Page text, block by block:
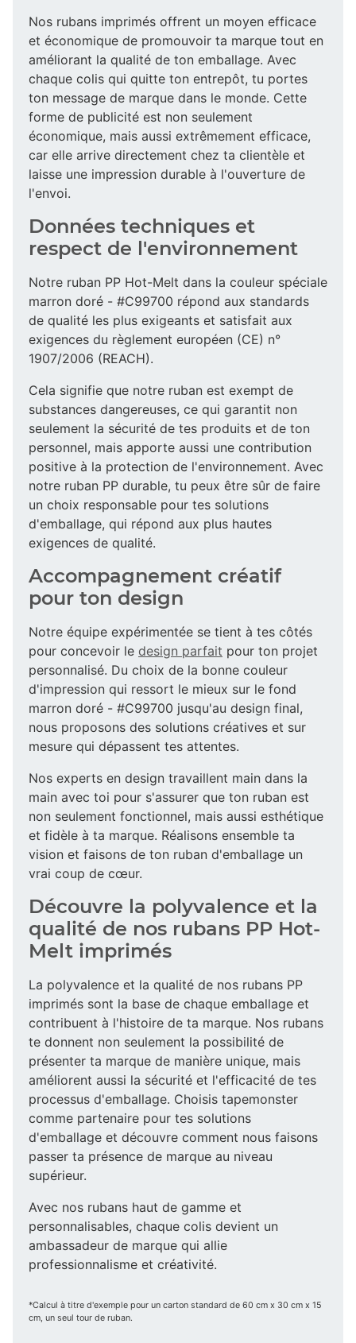
Nos rubans imprimés offrent un moyen efficace
et économique de promouvoir ta marque tout en
améliorant la qualité de ton emballage. Avec
chaque colis qui quitte ton entrepôt, tu portes
ton message de marque dans le monde. Cette
forme de publicité est non seulement
économique, mais aussi extrêmement efficace,
car elle arrive directement chez ta clientèle et
laisse une impression durable à l'ouverture de
l'envoi.
Données techniques et
respect de l'environnement
Notre ruban PP Hot-Melt dans la couleur spéciale
marron doré - #C99700 répond aux standards
de qualité les plus exigeants et satisfait aux
exigences du règlement européen (CE) n°
1907/2006 (REACH).
Cela signifie que notre ruban est exempt de
substances dangereuses, ce qui garantit non
seulement la sécurité de tes produits et de ton
personnel, mais apporte aussi une contribution
positive à la protection de l'environnement. Avec
notre ruban PP durable, tu peux être sûr de faire
un choix responsable pour tes solutions
d'emballage, qui répond aux plus hautes
exigences de qualité.
Accompagnement créatif
pour ton design
Notre équipe expérimentée se tient à tes côtés
pour concevoir le design parfait pour ton projet
personnalisé. Du choix de la bonne couleur
d'impression qui ressort le mieux sur le fond
marron doré - #C99700 jusqu'au design final,
nous proposons des solutions créatives et sur
mesure qui dépassent tes attentes.
Nos experts en design travaillent main dans la
main avec toi pour s'assurer que ton ruban est
non seulement fonctionnel, mais aussi esthétique
et fidèle à ta marque. Réalisons ensemble ta
vision et faisons de ton ruban d'emballage un
vrai coup de cœur.
Découvre la polyvalence et la
qualité de nos rubans PP Hot-
Melt imprimés
La polyvalence et la qualité de nos rubans PP
imprimés sont la base de chaque emballage et
contribuent à l'histoire de ta marque. Nos rubans
te donnent non seulement la possibilité de
présenter ta marque de manière unique, mais
améliorent aussi la sécurité et l'efficacité de tes
processus d'emballage. Choisis tapemonster
comme partenaire pour tes solutions
d'emballage et découvre comment nous faisons
passer ta présence de marque au niveau
supérieur.
Avec nos rubans haut de gamme et
personnalisables, chaque colis devient un
ambassadeur de marque qui allie
professionnalisme et créativité.
*Calcul à titre d'exemple pour un carton standard de 60 cm x 30 cm x 15
cm, un seul tour de ruban.